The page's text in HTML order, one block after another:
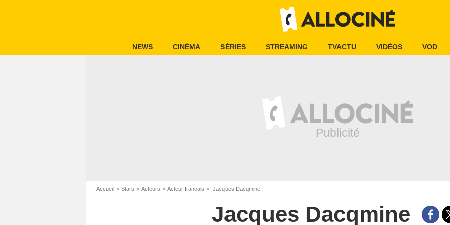
NEWS CINÉMA SÉRIES STREAMING TVACTU VIDÉOS VOD
Accueil Stars Acteurs Acteur français Jacques Dacqmine
Jacques Dacqmine